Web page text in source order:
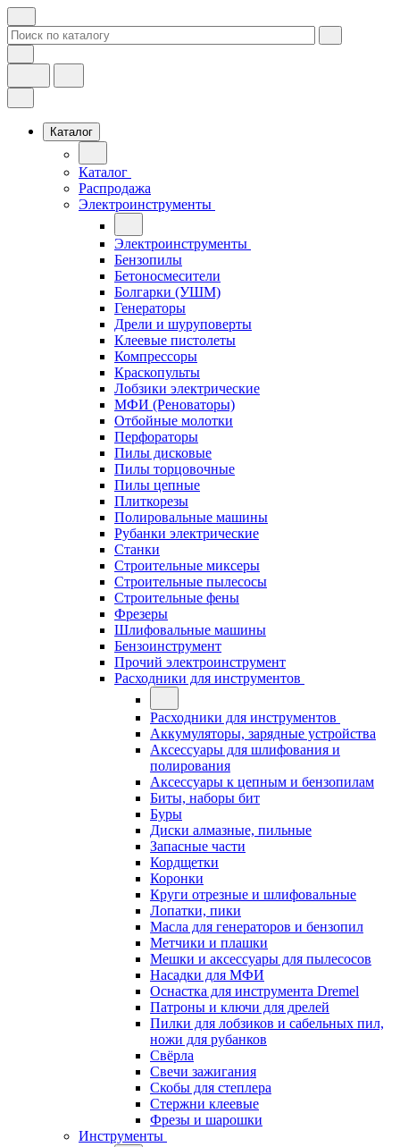
Каталог
Каталог
Распродажа
Электроинструменты
Электроинструменты
Бензопилы
Бетоносмесители
Болгарки (УШМ)
Генераторы
Дрели и шуруповерты
Клеевые пистолеты
Компрессоры
Краскопульты
Лобзики электрические
МФИ (Реноваторы)
Отбойные молотки
Перфораторы
Пилы дисковые
Пилы торцовочные
Пилы цепные
Плиткорезы
Полировальные машины
Рубанки электрические
Станки
Строительные миксеры
Строительные пылесосы
Строительные фены
Фрезеры
Шлифовальные машины
Бензоинструмент
Прочий электроинструмент
Расходники для инструментов
Расходники для инструментов
Аккумуляторы, зарядные устройства
Аксессуары для шлифования и
полирования
Аксессуары к цепным и бензопилам
Биты, наборы бит
Буры
Диски алмазные, пильные
Запасные части
Кордщетки
Коронки
Круги отрезные и шлифовальные
Лопатки, пики
Масла для генераторов и бензопил
Метчики и плашки
Мешки и аксессуары для пылесосов
Насадки для МФИ
Оснастка для инструмента Dremel
Патроны и ключи для дрелей
Пилки для лобзиков и сабельных пил,
ножи для рубанков
Свёрла
Свечи зажигания
Скобы для степлера
Стержни клеевые
Фрезы и шарошки
Инструменты